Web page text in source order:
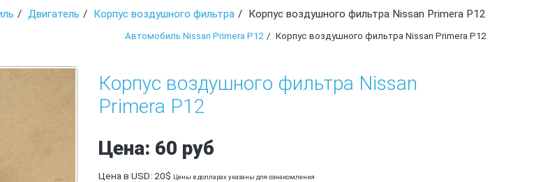
Двигатель Корпус воздушного фильтра Корпус воздушного фильтра Nissan Primera P12
Автомобиль Nissan Primera P12 Корпус воздушного фильтра Nissan Primera P12
Корпус воздушного фильтра Nissan
Primera P12
Цена: 60 руб
Цена в USD: 20$ Цены в долларах указаны для ознакомления